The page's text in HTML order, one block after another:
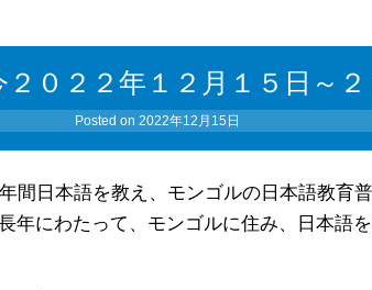
０２２年１２月１５日～２
Posted on 2022年12月15日
間日本語を教え、モンゴルの日本語教育
年にわたって、モンゴルに住み、日本語